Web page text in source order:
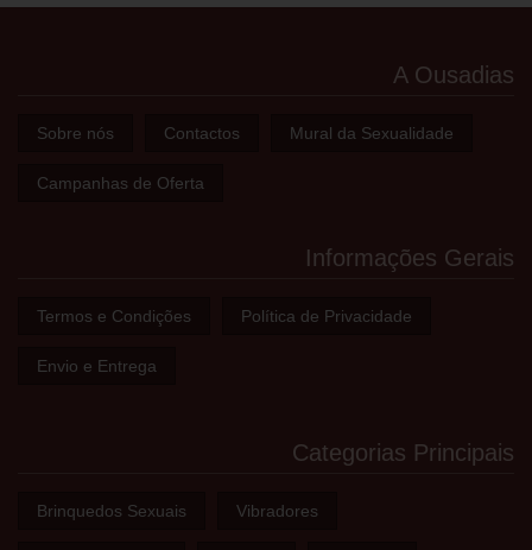
A Ousadias
Sobre nós Contactos Mural da Sexualidade
Campanhas de Oferta
Informações Gerais
Termos e Condições Política de Privacidade
Envio e Entrega
Categorias Principais
Brinquedos Sexuais Vibradores